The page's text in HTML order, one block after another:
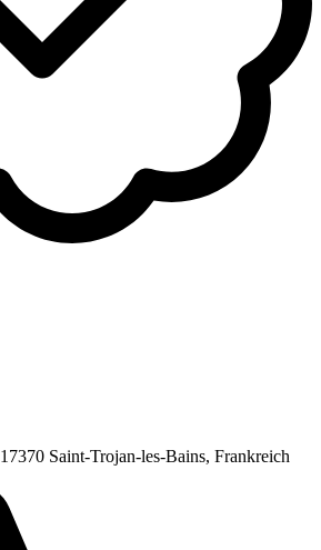
17370 Saint-Trojan-les-Bains, Frankreich